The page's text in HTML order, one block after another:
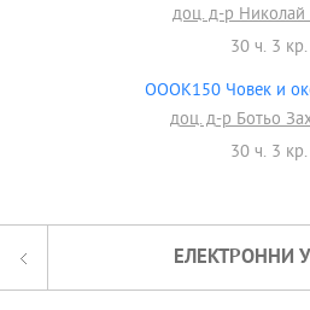
доц. д-р Николай
30 ч. 3 кр.
OOOK150 Човек и
доц. д-р Ботьо
30 ч. 3 кр.
ЕЛЕКТРОННИ